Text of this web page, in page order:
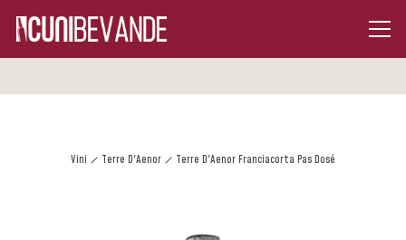
Vini Terre D'Aenor Terre D'Aenor Franciacorta Pas Dosé